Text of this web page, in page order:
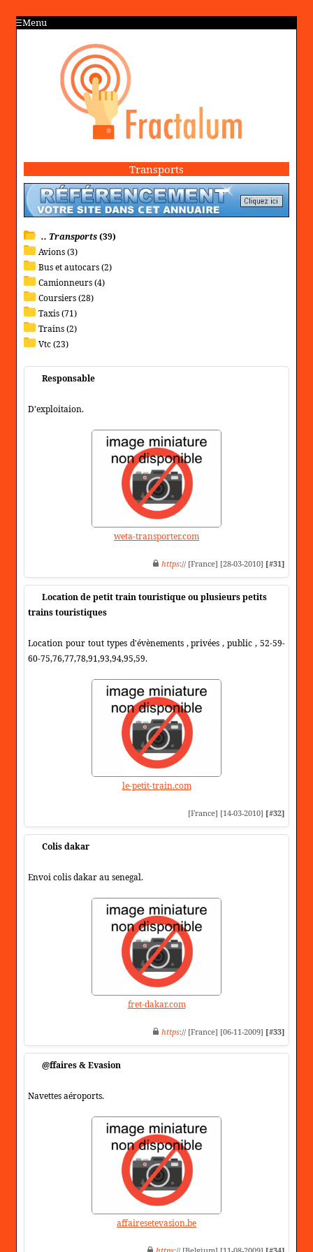
Menu
Transports
.. Transports(39)
Avions (3)
Bus et autocars (2)
Camionneurs (4)
Coursiers (28)
Taxis (71)
Trains (2)
Vtc (23)
Responsable
D'exploitaion.
weta-transporter.com
https:// [France] [28-03-2010] [#31]
Location de petit train touristique ou plusieurs petits
trains touristiques
Location pour tout types d'évènements , privées , public , 52-59-
60-75,76,77,78,91,93,94,95,59.
le-petit-train.com
[France] [14-03-2010] [#32]
Colis dakar
Envoi colis dakar au senegal.
fret-dakar.com
https:// [France] [06-11-2009] [#33]
@ffaires & Evasion
Navettes aéroports.
affairesetevasion.be
https:// [Belgium] [11-08-2009] [#34]